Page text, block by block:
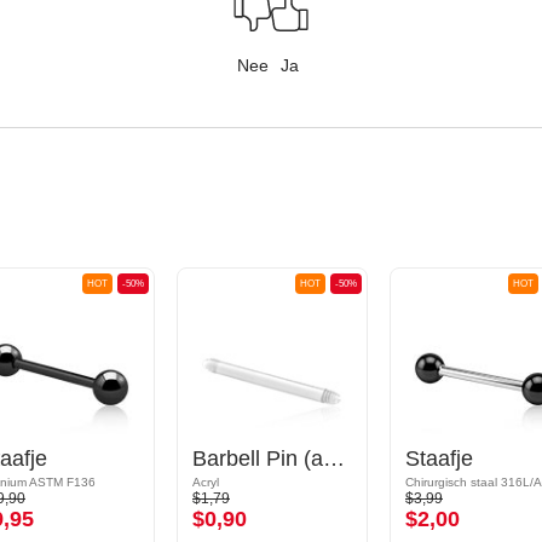
Nee Ja
-50%
HOT
ASTM F136
-50%
HOT
Barbell Pin (acrylic, various colours)
Acryl
$1,79
$0,90
HOT
Staafje
Chirurgisch staal 316L/
$3,99
$2,00